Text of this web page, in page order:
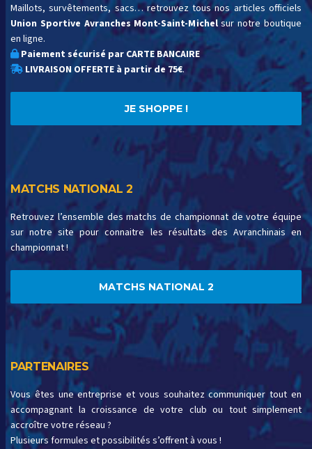
Maillots, survêtements, sacs… retrouvez tous nos articles officiels
Union Sportive Avranches Mont-Saint-Michelsur notre boutique
en ligne.
Paiement sécurisé par CARTE BANCAIRE
LIVRAISON OFFERTE à partir de 75€.
JE SHOPPE !
MATCHS NATIONAL 2
Retrouvez l’ensemble des matchs de championnat de votre équipe
sur notre site pour connaitre les résultats des Avranchinais en
championnat !
MATCHS NATIONAL 2
PARTENAIRES
Vous êtes une entreprise et vous souhaitez communiquer tout en
accompagnant la croissance de votre club ou tout simplement
accroître votre réseau ?
Plusieurs formules et possibilités s’offrent à vous !